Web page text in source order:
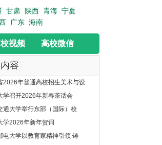
甘肃 陕西 青海 宁夏
广东 海南
视频 高校微信
容
2026年普通高校招生美术与设
学召开2026年新春茶话会
通大学举行东部（国际）校
学2026年新年贺词
电大学以教育家精神引领 铸